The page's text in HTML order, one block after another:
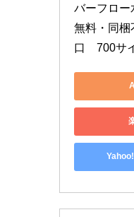
バーフロー
無料・同梱
口　700サ